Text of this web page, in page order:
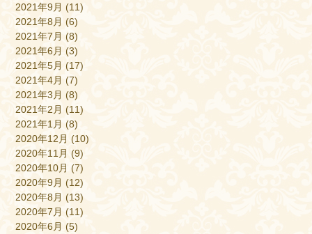
2021年9月 (11)
2021年8月 (6)
2021年7月 (8)
2021年6月 (3)
2021年5月 (17)
2021年4月 (7)
2021年3月 (8)
2021年2月 (11)
2021年1月 (8)
2020年12月 (10)
2020年11月 (9)
2020年10月 (7)
2020年9月 (12)
2020年8月 (13)
2020年7月 (11)
2020年6月 (5)